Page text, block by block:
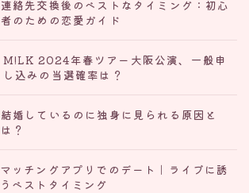
連絡先交換後のベストなタイミング：初心
者のための恋愛ガイド
M!LK 2024年春ツアー大阪公演、一般申
し込みの当選確率は？
結婚しているのに独身に見られる原因と
は？
マッチングアプリでのデート｜ライブに誘
うベストタイミング